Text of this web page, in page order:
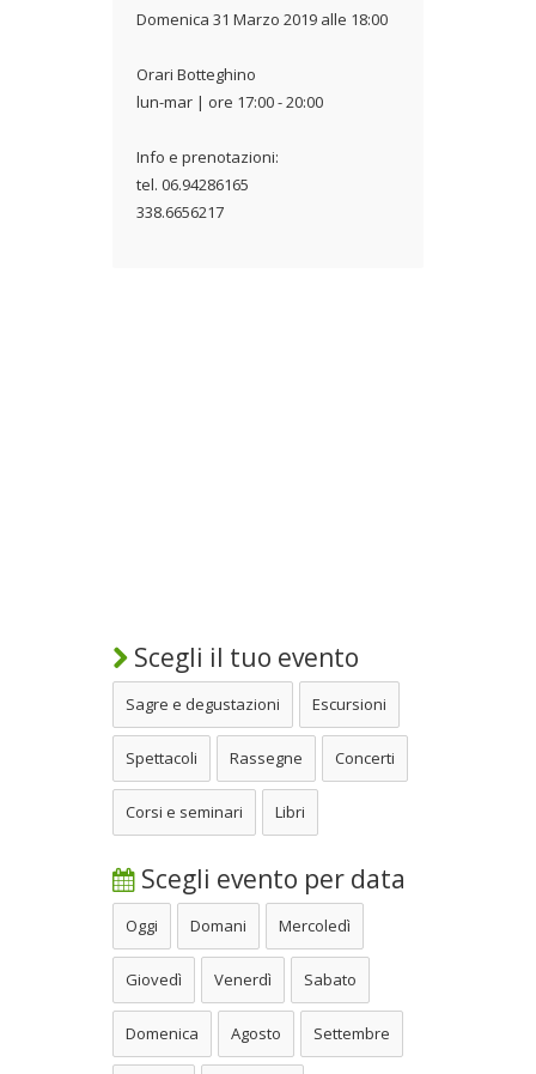
Domenica 31 Marzo 2019 alle 18:00
Orari Botteghino
lun-mar | ore 17:00 - 20:00
Info e prenotazioni:
tel. 06.94286165
338.6656217
Scegli il tuo evento
Sagre e degustazioni Escursioni
Spettacoli Rassegne Concerti
Corsi e seminari Libri
Scegli evento per data
Oggi Domani Mercoledì
Giovedì Venerdì Sabato
Domenica Agosto Settembre